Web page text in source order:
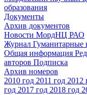
образования
Документы
Архив документов
Новости МордНЦ РАО
Журнал Гуманитарные
Общая информация
авторов Подписка
Архив номеров
2010 год 2011 год 2012
год 2017 год 2018 год